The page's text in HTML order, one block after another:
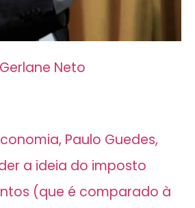
Neto
Paulo Guedes,
a ideia do imposto
(que é comparado à